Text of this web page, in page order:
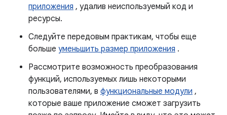
приложения , удалив неиспользуемый код и
ресурсы.
Следуйте передовым практикам, чтобы еще
больше уменьшить размер приложения .
Рассмотрите возможность преобразования
функций, используемых лишь некоторыми
пользователями, в функциональные модули ,
которые ваше приложение сможет загрузить